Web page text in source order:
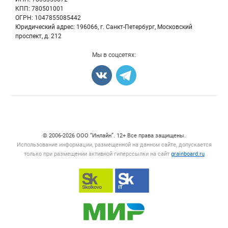
КПП: 780501001
ОГРН: 1047855085442
Юридический адрес: 196066, г. Санкт-Петербург, Московский
проспект, д. 212
Мы в соцсетях:
© 2006‑2026 ООО “Инлайн”. 12+ Все права защищены.
Использование информации, размещенной на данном сайте, допускается
только при размещении активной гиперссылки на сайт grainboard.ru